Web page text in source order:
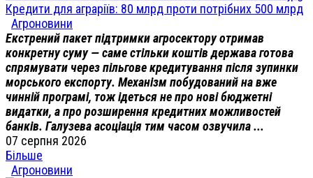
Кредити для аграріїв: 80 млрд проти потрібних 500 млрд
Агроновини
Екстрений пакет підтримки агросектору отримав
конкретну суму — саме стільки коштів держава готова
спрямувати через пільгове кредитування після зупинки
морського експорту. Механізм побудований на вже
чинній програмі, тож ідеться не про нові бюджетні
видатки, а про розширення кредитних можливостей
банків. Галузева асоціація тим часом озвучила ...
07 серпня 2026
Більше
Агроновини